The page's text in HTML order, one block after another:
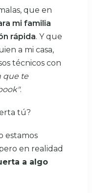
que en
mi familia
rápida. Y que
a mi casa,
técnicos con
que te
.
tú?
estamos
en realidad
a algo